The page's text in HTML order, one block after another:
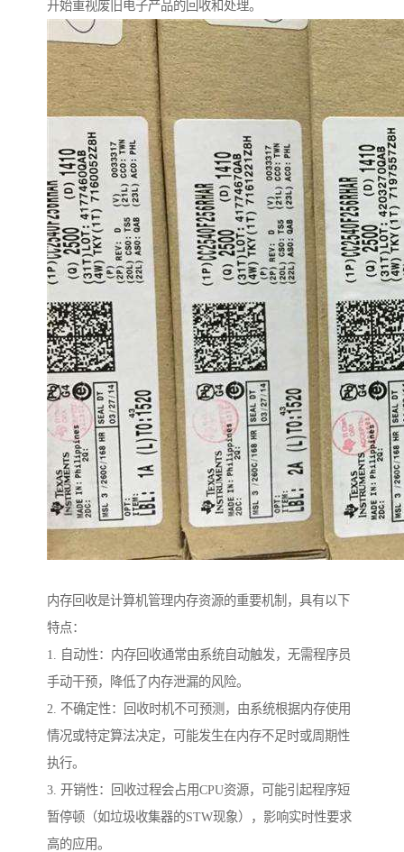
开始重视废旧电子产品的回收和处理。
内存回收是计算机管理内存资源的重要机制，具有以下
特点：
1. 自动性：内存回收通常由系统自动触发，无需程序员
手动干预，降低了内存泄漏的风险。
2. 不确定性：回收时机不可预测，由系统根据内存使用
情况或特定算法决定，可能发生在内存不足时或周期性
执行。
3. 开销性：回收过程会占用CPU资源，可能引起程序短
暂停顿（如垃圾收集器的STW现象），影响实时性要求
高的应用。